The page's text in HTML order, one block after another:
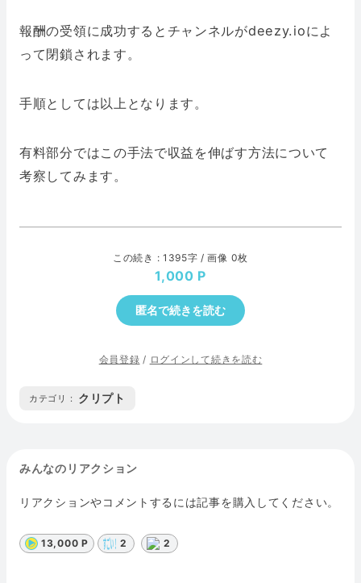
報酬の受領に成功するとチャンネルがdeezy.ioによ
って閉鎖されます。
手順としては以上となります。
有料部分ではこの手法で収益を伸ばす方法について
考察してみます。
この続き : 1395字 / 画像 0枚
1,000
匿名で続きを読む
会員登録 / ログインして続きを読む
カテゴリ : クリプト
みんなのリアクション
リアクションやコメントするには記事を購入してください。
13,000 P 2 2